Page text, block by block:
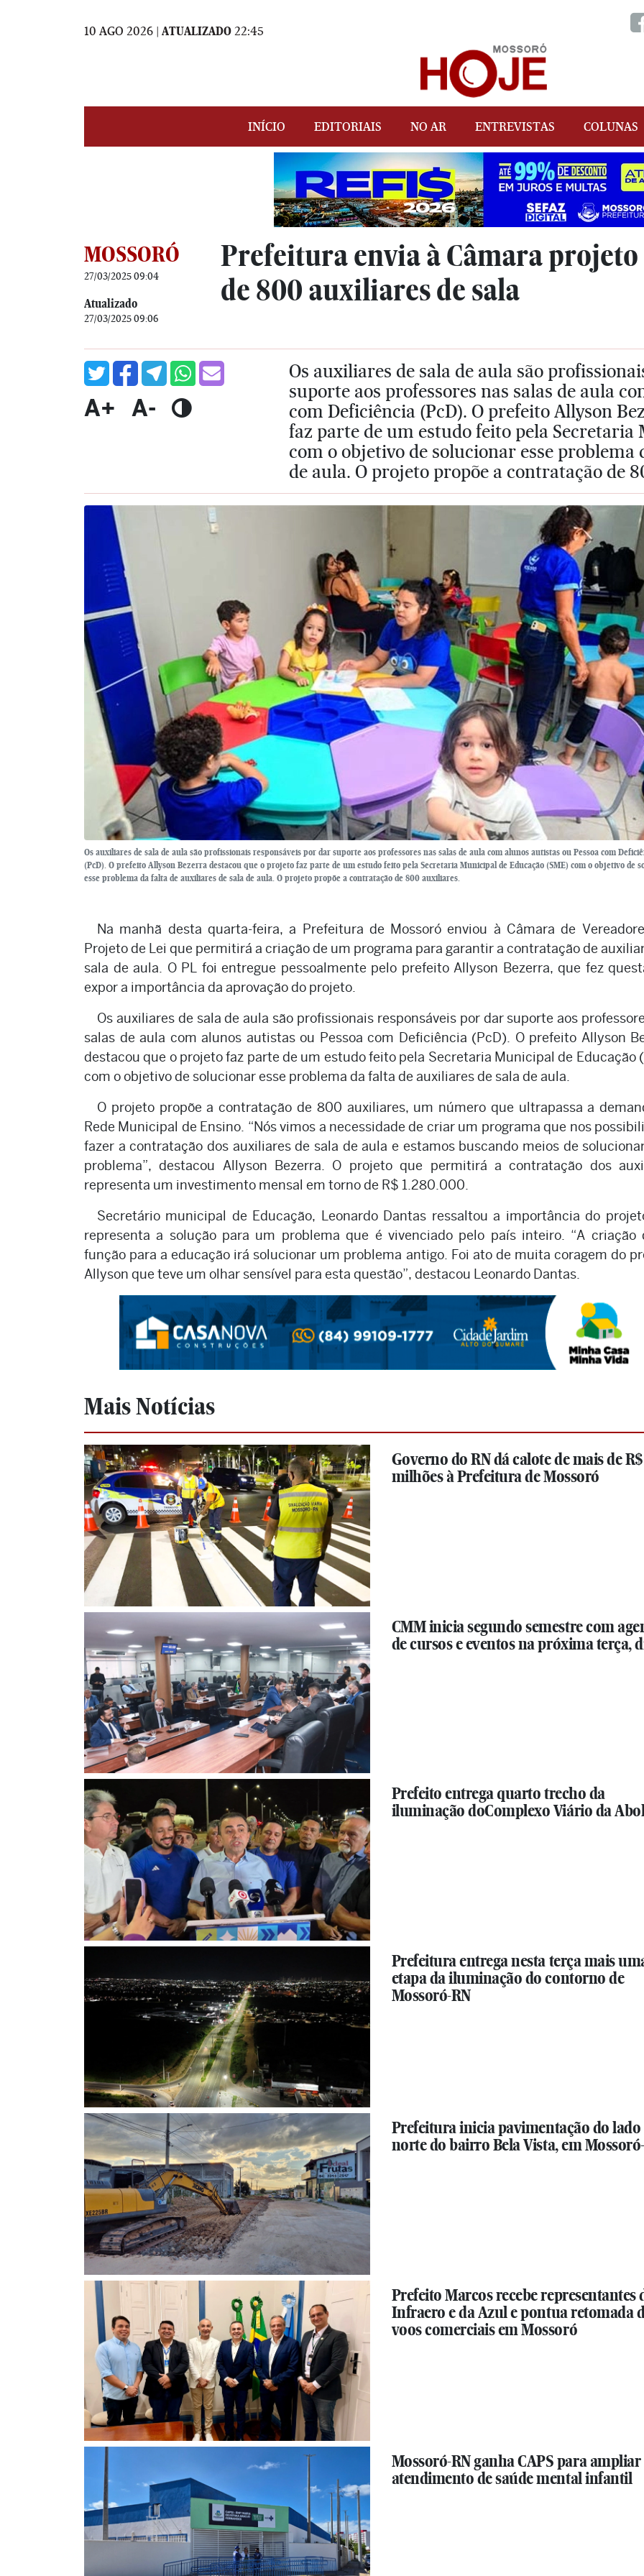
10 AGO 2026 | ATUALIZADO 22:45
INÍCIO EDITORIAIS NO AR ENTREVISTAS COLUNAS
MOSSORÓ
27/03/2025 09:04
Atualizado
27/03/2025 09:06
Prefeitura envia à Câmara
de 800 auxiliares de sala
A+ A-
Os auxiliares de sala de aula são
suporte aos professores nas salas de aula
com Deficiência (PcD). O prefeito Allyson
faz parte de um estudo feito pela Secretaria
com o objetivo de solucionar esse problema
de aula. O projeto propõe a contratação de
Os auxiliares de sala de aula são profissionais responsáveis por dar suporte aos professores nas salas de aula com alunos autistas ou Pessoa com
(PcD). O prefeito Allyson Bezerra destacou que o projeto faz parte de um estudo feito pela Secretaria Municipal de Educação (SME) com o objetivo de
esse problema da falta de auxiliares de sala de aula. O projeto propõe a contratação de 800 auxiliares.
Na manhã desta quarta-feira, a Prefeitura de Mossoró enviou à Câmara de
Projeto de Lei que permitirá a criação de um programa para garantir a contratação de
sala de aula. O PL foi entregue pessoalmente pelo prefeito Allyson Bezerra, que fez
expor a importância da aprovação do projeto.
Os auxiliares de sala de aula são profissionais responsáveis por dar suporte aos
salas de aula com alunos autistas ou Pessoa com Deficiência (PcD). O prefeito Allyson
destacou que o projeto faz parte de um estudo feito pela Secretaria Municipal de Educação
com o objetivo de solucionar esse problema da falta de auxiliares de sala de aula.
O projeto propõe a contratação de 800 auxiliares, um número que ultrapassa a
Rede Municipal de Ensino. “Nós vimos a necessidade de criar um programa que nos
fazer a contratação dos auxiliares de sala de aula e estamos buscando meios de
problema”, destacou Allyson Bezerra. O projeto que permitirá a contratação dos
representa um investimento mensal em torno de R$ 1.280.000.
Secretário municipal de Educação, Leonardo Dantas ressaltou a importância do
representa a solução para um problema que é vivenciado pelo país inteiro. “A criação
função para a educação irá solucionar um problema antigo. Foi ato de muita coragem do
Allyson que teve um olhar sensível para esta questão”, destacou Leonardo Dantas.
Mais Notícias
Governo do RN dá calote de mais de
milhões à Prefeitura de Mossoró
CMM inicia segundo semestre com
de cursos e eventos na próxima terça,
Prefeito entrega quarto trecho da
iluminação doComplexo Viário da
Prefeitura entrega nesta terça mais
etapa da iluminação do contorno de
Mossoró-RN
Prefeitura inicia pavimentação do lado
norte do bairro Bela Vista, em
Prefeito Marcos recebe representantes
Infraero e da Azul e pontua retomada
voos comerciais em Mossoró
Mossoró-RN ganha CAPS para ampliar
atendimento de saúde mental infantil